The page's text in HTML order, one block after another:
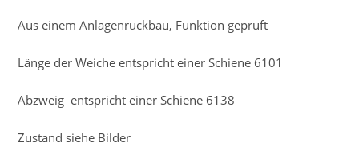
Aus einem Anlagenrückbau, Funktion geprüft
Länge der Weiche entspricht einer Schiene 6101
Abzweig entspricht einer Schiene 6138
Zustand siehe Bilder